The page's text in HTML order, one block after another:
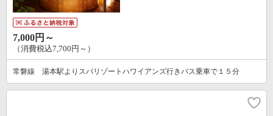
7,000円～
（消費税込7,700円～）
常磐線 湯本駅よりスパリゾートハワイアンズ行きバス乗車で１５分